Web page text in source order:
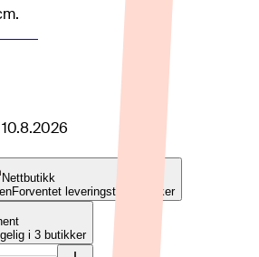
10.8.2026
Nettbutikk
Forventet leveringstid: 1-2 uker
i 3 butikker